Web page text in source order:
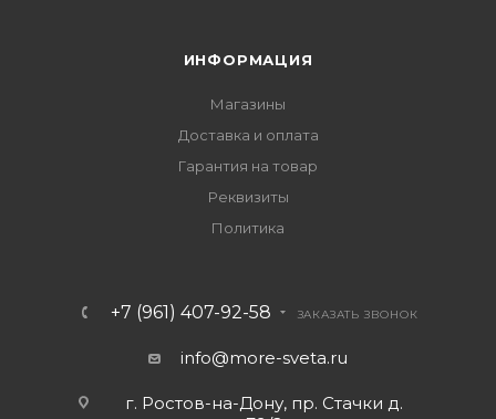
ИНФОРМАЦИЯ
Магазины
Доставка и оплата
Гарантия на товар
Реквизиты
Политика
+7 (961) 407-92-58 ЗАКАЗАТЬ ЗВОНОК
info@more-sveta.ru
г. Ростов-на-Дону, пр. Стачки д.